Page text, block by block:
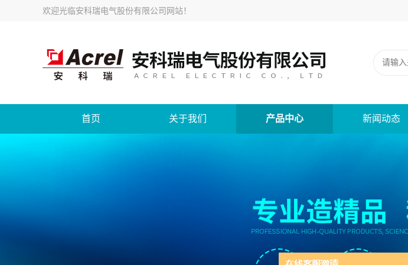
欢迎光临安科瑞电气股份有限公司网站！
首页 关于我们 产品中心 新闻动态